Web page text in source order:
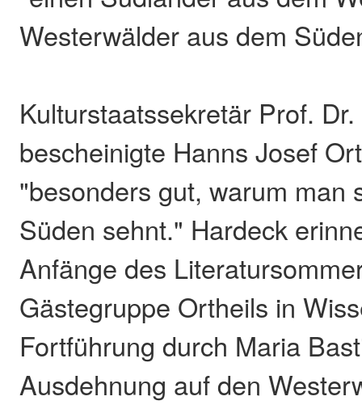
Westerwälder aus dem
Kulturstaatssekretär Prof.
bescheinigte Hanns Josef
"besonders gut, warum man
Süden sehnt." Hardeck
Anfänge des
Gästegruppe Ortheils in
Fortführung durch Maria
Ausdehnung auf den